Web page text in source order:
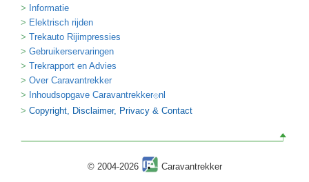
Informatie
Elektrisch rijden
Trekauto Rijimpressies
Gebruikerservaringen
Trekrapport en Advies
Over Caravantrekker
Inhoudsopgave Caravantrekker🙂nl
Copyright, Disclaimer, Privacy & Contact
© 2004-2026 Caravantrekker